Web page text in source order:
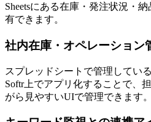
Sheetsにある在庫・発注状況・
有できます。
社内在庫・オペレーション
スプレッドシートで管理してい
Softr上でアプリ化することで、
がら見やすいUIで管理できます。